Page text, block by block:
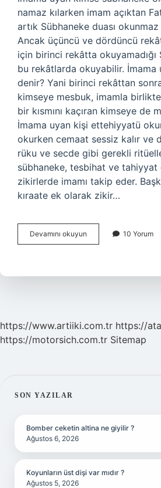
namaz kılarken imam açıktan
artık Sübhaneke duası
Ancak üçüncü ve dördüncü
için birinci rekâtta okuyamadığı
bu rekâtlarda okuyabilir. İmama
denir? Yani birinci rekâttan
kimseye mesbuk, imamla
bir kısmını kaçıran kimseye de
İmama uyan kişi ettehiyyatü
okurken cemaat sessiz kalır ve
rüku ve secde gibi gerekli
sübhaneke, tesbihat ve
zikirlerde imamı takip eder.
kıraate ek olarak zikir…
Devamını okuyun
Uyan
Okur
10 Yorum
https://www.artiiki.com.tr https://
https://motorsich.com.tr Sitemap
SIDEBAR
SON YAZILAR
Bomber ceketin altina ne giyilir ?
Ağustos 6, 2026
Koyunların üst dişi var mıdır ?
Ağustos 5, 2026